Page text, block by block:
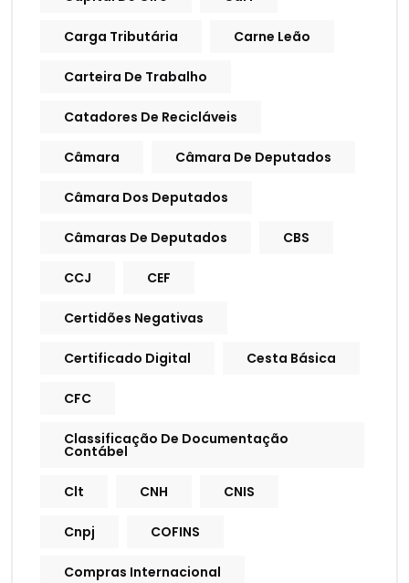
Carga Tributária Carne Leão
Carteira De Trabalho
Catadores De Recicláveis
Câmara Câmara De Deputados
Câmara Dos Deputados
Câmaras De Deputados CBS
CCJ CEF
Certidões Negativas
Certificado Digital Cesta Básica
CFC
Classificação De Documentação
Contábel
Clt CNH CNIS
Cnpj COFINS
Compras Internacional